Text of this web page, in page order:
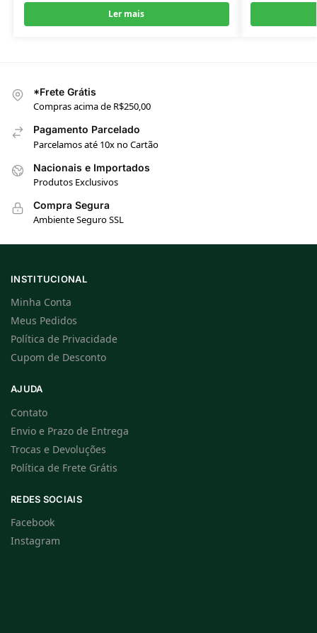
Ler mais
*Frete Grátis
Compras acima de R$250,00
Pagamento Parcelado
Parcelamos até 10x no Cartão
Nacionais e Importados
Produtos Exclusivos
Compra Segura
Ambiente Seguro SSL
INSTITUCIONAL
Minha Conta
Meus Pedidos
Política de Privacidade
Cupom de Desconto
AJUDA
Contato
Envio e Prazo de Entrega
Trocas e Devoluções
Política de Frete Grátis
REDES SOCIAIS
Facebook
Instagram